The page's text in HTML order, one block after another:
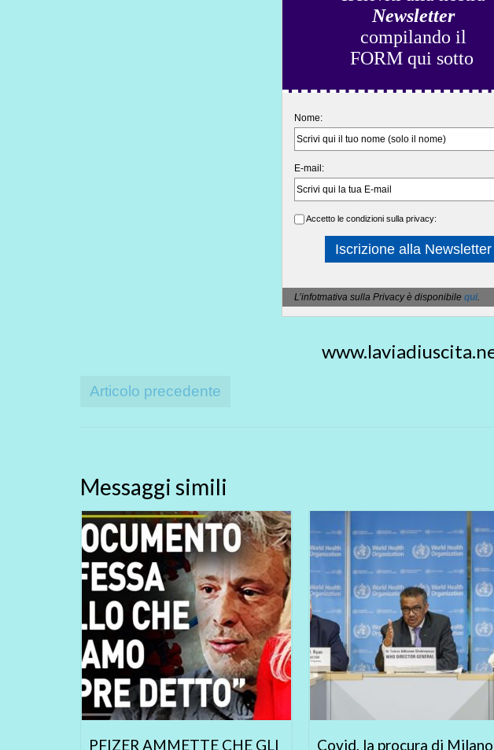
Newsletter
compilando il
FORM qui sotto
Nome:
E-mail:
Accetto le condizioni sulla privacy:
L’infotmativa sulla Privacy è disponibile qui.
Articolo precedente
Messaggi simili
PFIZER AMMETTE CHE GLI Covid, la procura di Milano